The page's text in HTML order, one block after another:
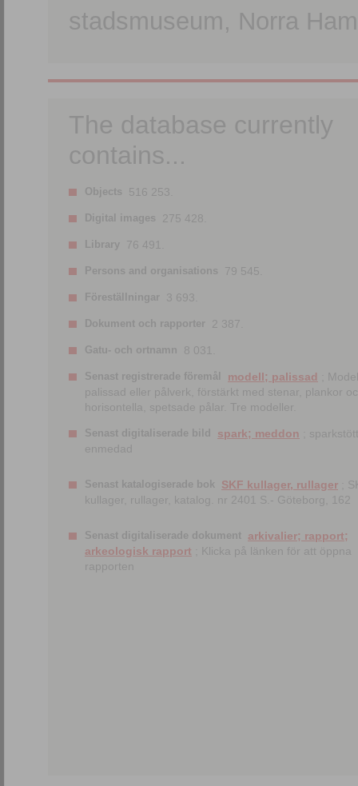
stadsmuseum, Norra
The database currently
contains...
Objects 516 253.
Digital images 275 428.
Library 76 491.
Persons and organisations 79 545.
Föreställningar 3 693.
Dokument och rapporter 2 387.
Gatu- och ortnamn 8 031.
Senast registrerade föremål modell; palissad
;
palissad eller pålverk, förstärkt med stenar, plankor
horisontella, spetsade pålar. Tre modeller.
Senast digitaliserade bild spark; meddon ;
enmedad
Senast katalogiserade bok SKF kullager, rullager ;
kullager, rullager, katalog. nr 2401 S.- Göteborg, 162
Senast digitaliserade dokument arkivalier; rapport;
arkeologisk rapport ; Klicka på länken för att öppna
rapporten